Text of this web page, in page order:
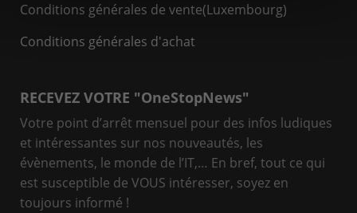
Conditions générales de vente(Luxembourg)
Conditions générales d'achat
RECEVEZ VOTRE "OneStopNews"
Votre point d’arrêt mensuel pour des infos ludiques
et intéressantes sur nos nouveautés, les
évènements, le monde de l’IT,… En bref, tout ce qui
est susceptible de VOUS intéresser, soyez en
toujours informé !